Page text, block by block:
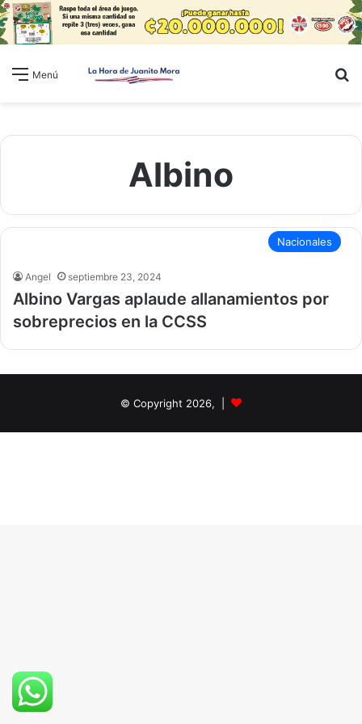
Menú
Albino
Nacionales
Angel septiembre 23, 2024
Albino Vargas aplaude allanamientos por
sobreprecios en la CCSS
© Copyright 2026, |